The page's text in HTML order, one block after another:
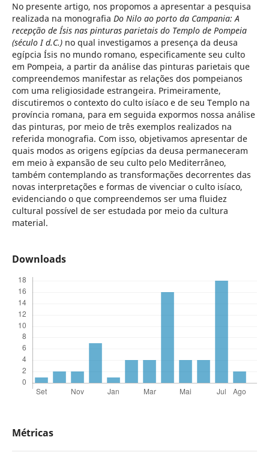
No presente artigo, nos propomos a apresentar a pesquisa
realizada na monografia Do Nilo ao porto da Campania: A
recepção de Ísis nas pinturas parietais do Templo de Pompeia
(século I d.C.) no qual investigamos a presença da deusa
egípcia Ísis no mundo romano, especificamente seu culto
em Pompeia, a partir da análise das pinturas parietais que
compreendemos manifestar as relações dos pompeianos
com uma religiosidade estrangeira. Primeiramente,
discutiremos o contexto do culto isíaco e de seu Templo na
província romana, para em seguida expormos nossa análise
das pinturas, por meio de três exemplos realizados na
referida monografia. Com isso, objetivamos apresentar de
quais modos as origens egípcias da deusa permaneceram
em meio à expansão de seu culto pelo Mediterrâneo,
também contemplando as transformações decorrentes das
novas interpretações e formas de vivenciar o culto isíaco,
evidenciando o que compreendemos ser uma fluidez
cultural possível de ser estudada por meio da cultura
material.
Downloads
Métricas